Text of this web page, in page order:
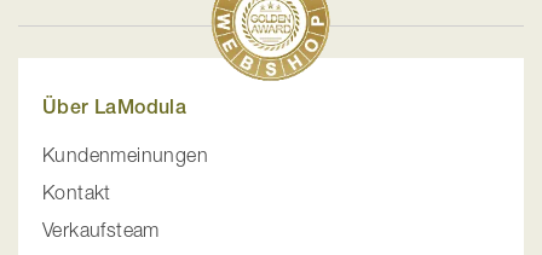
Über LaModula
Kundenmeinungen
Kontakt
Verkaufsteam